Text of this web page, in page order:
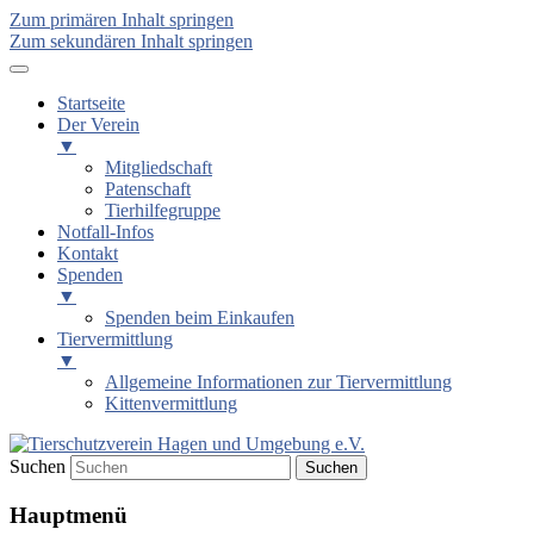
Zum primären Inhalt springen
Zum sekundären Inhalt springen
Startseite
Der Verein
▼
Mitgliedschaft
Patenschaft
Tierhilfegruppe
Notfall-Infos
Kontakt
Spenden
▼
Spenden beim Einkaufen
Tiervermittlung
▼
Allgemeine Informationen zur Tiervermittlung
Kittenvermittlung
Tierschutzverein Hagen und
Umgebung e.V.
Suchen
Hauptmenü